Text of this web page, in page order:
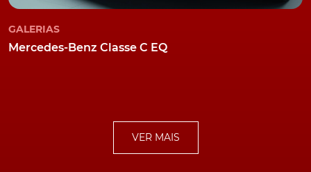
GALERIAS
Mercedes-Benz Classe C EQ
VER MAIS